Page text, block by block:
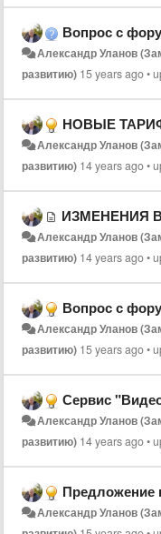
Вопрос с форума:
Александр Уланов
развитию) 15 years ago•
НОВЫЕ
Александр Уланов
развитию) 14 years ago•
ИЗМЕНЕНИЯ В УСЛОВИЯХ
Александр Уланов
развитию) 14 years ago•
Вопрос с форума:
Александр Уланов
развитию) 15 years ago•
Сервис
Александр Уланов
развитию) 14 years ago•
Предложение по
Александр Уланов